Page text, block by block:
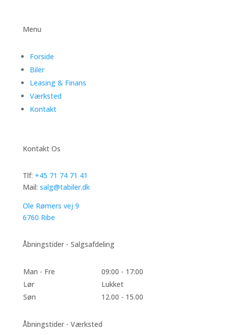
Menu
Forside
Biler
Leasing & Finans
Værksted
Kontakt
Kontakt Os
Tlf: +45 71 74 71 41
Mail: salg@tabiler.dk
Ole Rømers vej 9
6760 Ribe
Åbningstider - Salgsafdeling
Man - Fre
09:00 - 17:00
Lør
Lukket
Søn
12.00 - 15.00
Åbningstider - Værksted